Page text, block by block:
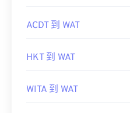
ACDT 到 WAT
HKT 到 WAT
WITA 到 WAT